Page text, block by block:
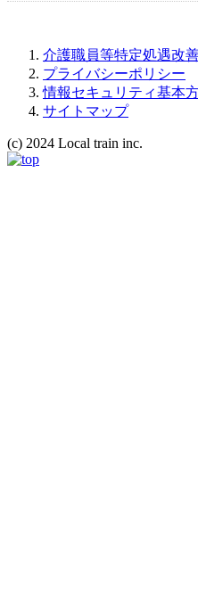
介護職員等特定処遇改
プライバシーポリシー
情報セキュリティ基本
サイトマップ
(c) 2024 Local train inc.